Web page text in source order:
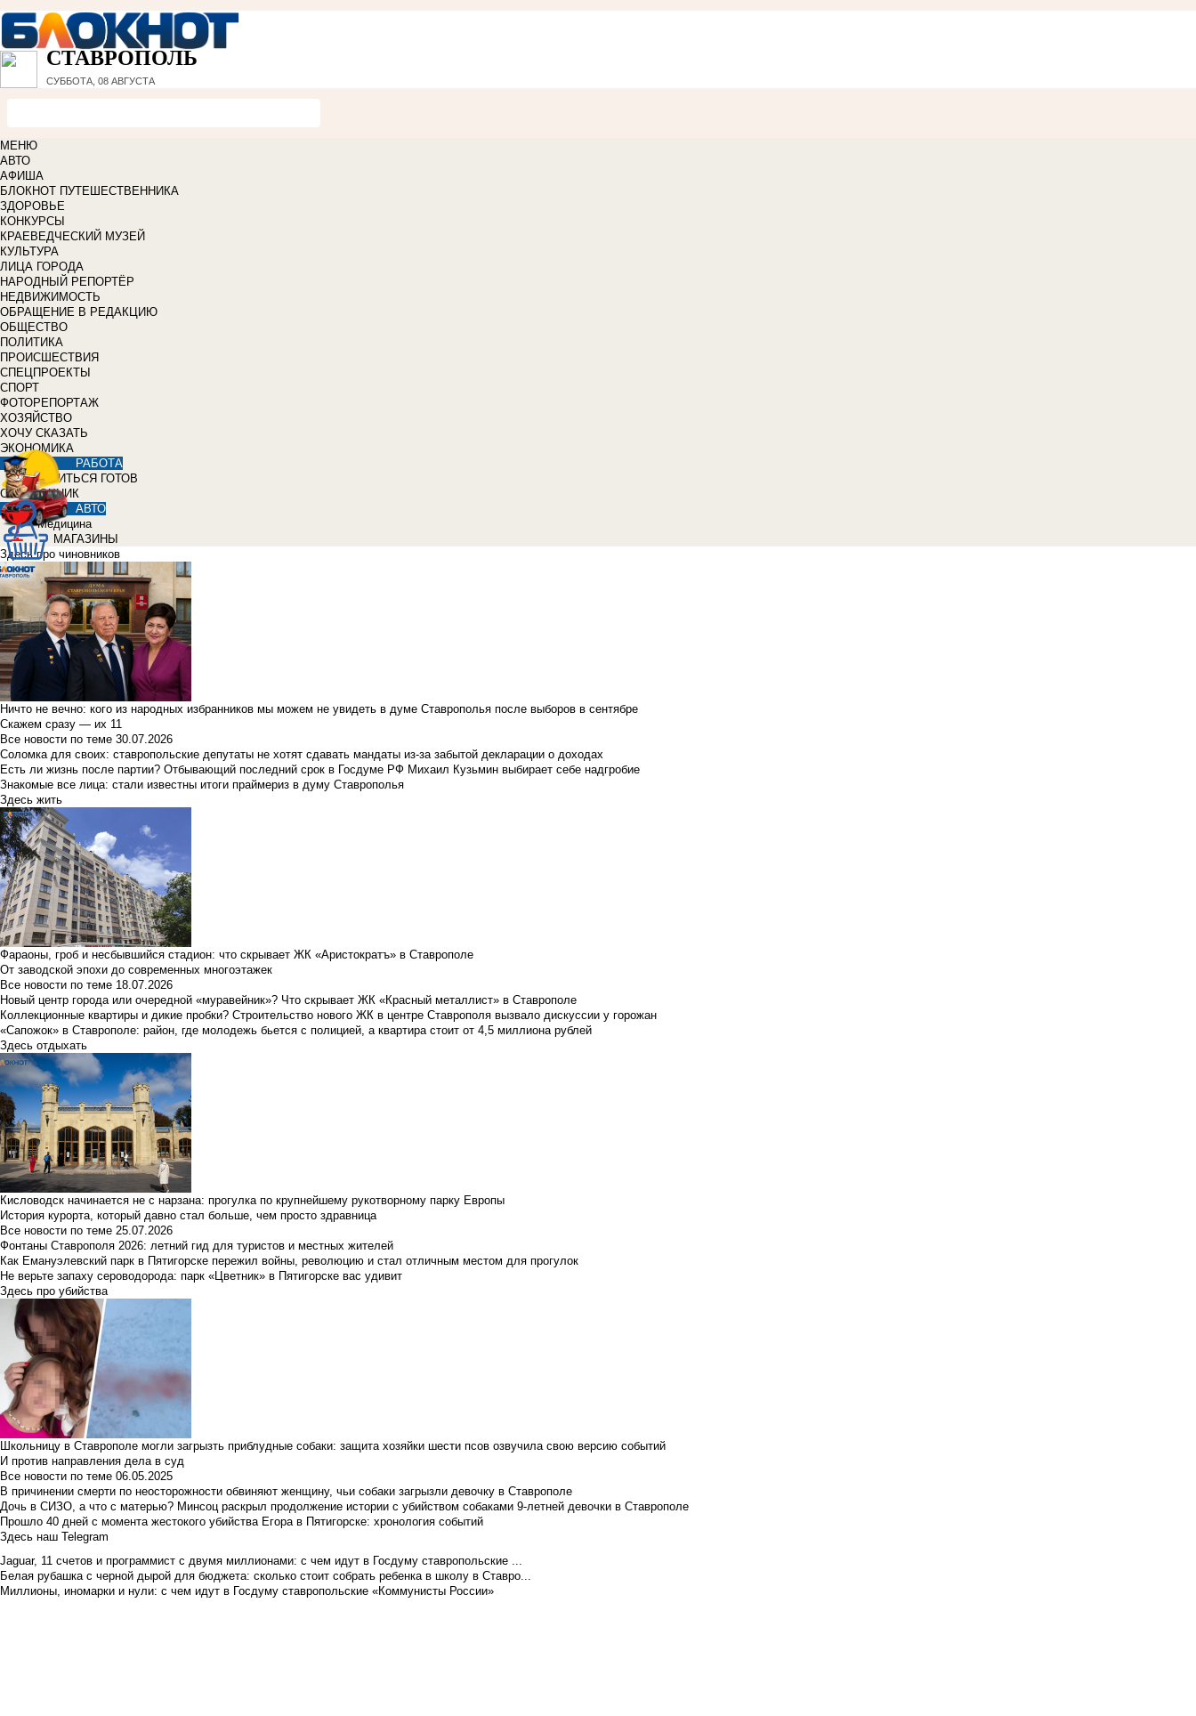
СТАВРОПОЛЬ
СУББОТА, 08 АВГУСТА
МЕНЮ
АВТО
АФИША
БЛОКНОТ ПУТЕШЕСТВЕННИКА
ЗДОРОВЬЕ
КОНКУРСЫ
КРАЕВЕДЧЕСКИЙ МУЗЕЙ
КУЛЬТУРА
ЛИЦА ГОРОДА
НАРОДНЫЙ РЕПОРТЁР
НЕДВИЖИМОСТЬ
ОБРАЩЕНИЕ В РЕДАКЦИЮ
ОБЩЕСТВО
ПОЛИТИКА
ПРОИСШЕСТВИЯ
СПЕЦПРОЕКТЫ
СПОРТ
ФОТОРЕПОРТАЖ
ХОЗЯЙСТВО
ХОЧУ СКАЗАТЬ
ЭКОНОМИКА
РАБОТА
УЧИТЬСЯ ГОТОВ
СПРАВОЧНИК
АВТО
Медицина
МАГАЗИНЫ
Здесь про чиновников
Ничто не вечно: кого из народных избранников мы можем не увидеть в думе Ставрополья после выборов в сентябре
Скажем сразу — их 11
Все новости по теме 30.07.2026
Соломка для своих: ставропольские депутаты не хотят сдавать мандаты из-за забытой декларации о доходах
Есть ли жизнь после партии? Отбывающий последний срок в Госдуме РФ Михаил Кузьмин выбирает себе надгробие
Знакомые все лица: стали известны итоги праймериз в думу Ставрополья
Здесь жить
Фараоны, гроб и несбывшийся стадион: что скрывает ЖК «Аристократъ» в Ставрополе
От заводской эпохи до современных многоэтажек
Все новости по теме 18.07.2026
Новый центр города или очередной «муравейник»? Что скрывает ЖК «Красный металлист» в Ставрополе
Коллекционные квартиры и дикие пробки? Строительство нового ЖК в центре Ставрополя вызвало дискуссии у горожан
«Сапожок» в Ставрополе: район, где молодежь бьется с полицией, а квартира стоит от 4,5 миллиона рублей
Здесь отдыхать
Кисловодск начинается не с нарзана: прогулка по крупнейшему рукотворному парку Европы
История курорта, который давно стал больше, чем просто здравница
Все новости по теме 25.07.2026
Фонтаны Ставрополя 2026: летний гид для туристов и местных жителей
Как Емануэлевский парк в Пятигорске пережил войны, революцию и стал отличным местом для прогулок
Не верьте запаху сероводорода: парк «Цветник» в Пятигорске вас удивит
Здесь про убийства
Школьницу в Ставрополе могли загрызть приблудные собаки: защита хозяйки шести псов озвучила свою версию событий
И против направления дела в суд
Все новости по теме 06.05.2025
В причинении смерти по неосторожности обвиняют женщину, чьи собаки загрызли девочку в Ставрополе
Дочь в СИЗО, а что с матерью? Минсоц раскрыл продолжение истории с убийством собаками 9-летней девочки в Ставрополе
Прошло 40 дней с момента жестокого убийства Егора в Пятигорске: хронология событий
Здесь наш Telegram
Jaguar, 11 счетов и программист с двумя миллионами: с чем идут в Госдуму ставропольские ...
Белая рубашка с черной дырой для бюджета: сколько стоит собрать ребенка в школу в Ставро...
Миллионы, иномарки и нули: с чем идут в Госдуму ставропольские «Коммунисты России»